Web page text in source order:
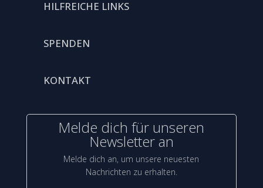
HILFREICHE LINKS
SPENDEN
KONTAKT
Melde dich für unseren
Newsletter an
Melde dich an, um unsere neuesten
Nachrichten zu erhalten.